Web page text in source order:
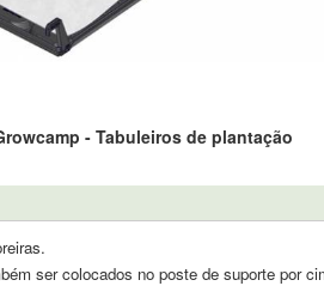
- Tabuleiros de plantação
ser colocados no poste de suporte por